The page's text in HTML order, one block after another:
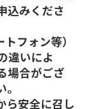
込みくださ
フォン等）
違いによ
場合がござ
ら安全に召し